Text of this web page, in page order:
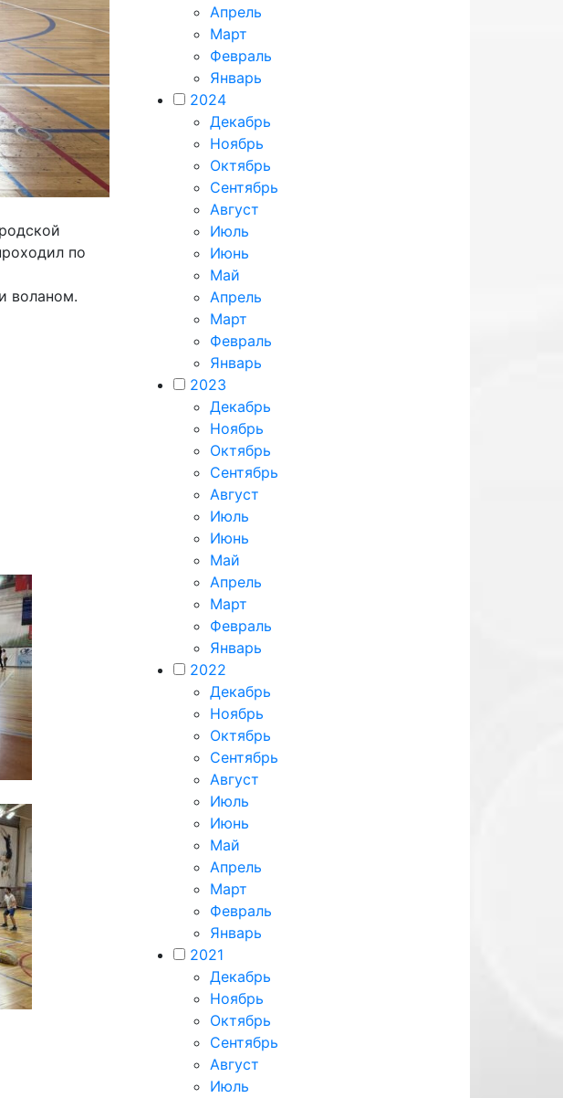
по
воланом.
Апрель
Март
Февраль
Январь
2024
Декабрь
Ноябрь
Октябрь
Сентябрь
Август
Июль
Июнь
Май
Апрель
Март
Февраль
Январь
2023
Декабрь
Ноябрь
Октябрь
Сентябрь
Август
Июль
Июнь
Май
Апрель
Март
Февраль
Январь
2022
Декабрь
Ноябрь
Октябрь
Сентябрь
Август
Июль
Июнь
Май
Апрель
Март
Февраль
Январь
2021
Декабрь
Ноябрь
Октябрь
Сентябрь
Август
Июль